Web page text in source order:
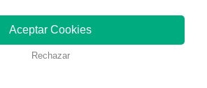
te puede
Aceptar Cookies
Rechazar